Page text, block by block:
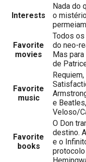
Interests
Nada do
o
Favorite
movies
Todos os
do neo-
Mas
de
Favorite
music
e
Veloso/
Favorite
books
O Don
destino.
e o
protocolo